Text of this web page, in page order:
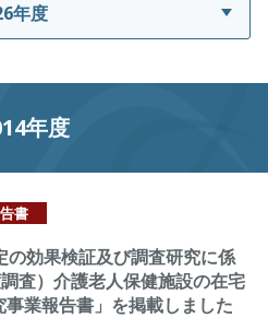
年度
年度
書
の効果検証及び調査研究に係
査）介護老人保健施設の在宅
業報告書」を掲載しました